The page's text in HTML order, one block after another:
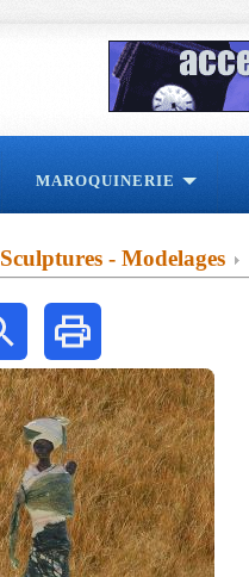
MAROQUINERIE
Sculptures - Modelages